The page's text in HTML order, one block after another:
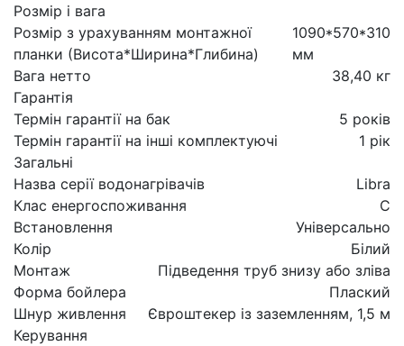
Розмір і вага
Розмір з урахуванням монтажної
планки (Висота*Ширина*Глибина)
1090*570*310
мм
Вага нетто
38,40 кг
Гарантія
Термін гарантії на бак
5 років
Термін гарантії на інші комплектуючі
1 рік
Загальні
Назва серії водонагрівачів
Libra
Клас енергоспоживання
C
Встановлення
Універсально
Колір
Білий
Монтаж
Підведення труб знизу або зліва
Форма бойлера
Плаский
Шнур живлення
Євроштекер із заземленням, 1,5 м
Керування